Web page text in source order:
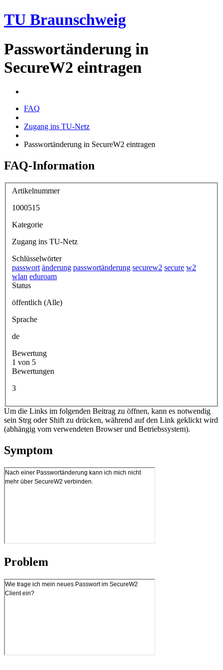
TU Braunschweig
Passwortänderung in
SecureW2 eintragen
FAQ
Zugang ins TU-Netz
Passwortänderung in SecureW2 eintragen
FAQ-Information
Artikelnummer
1000515
Kategorie
Zugang ins TU-Netz
Schlüsselwörter
passwort änderung passwortänderung securew2 secure w2
wlan eduroam
Status
öffentlich (Alle)
Sprache
de
Bewertung
1 von 5
Bewertungen
3
Um die Links im folgenden Beitrag zu öffnen, kann es notwendig
sein Strg oder Shift zu drücken, während auf den Link geklickt wird
(abhängig vom verwendeten Browser und Betriebssystem).
Symptom
Problem